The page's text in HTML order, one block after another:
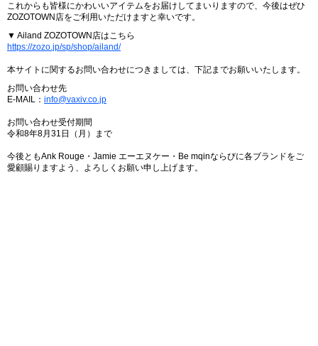
これからも皆様にかわいいアイテムをお届けしてまいりますので、今後はぜひ
ZOZOTOWN店をご利用いただけますと幸いです。
▼ Ailand ZOZOTOWN店はこちら
https://zozo.jp/sp/shop/ailand/
本サイトに関するお問い合わせにつきましては、下記までお願いいたします。
お問い合わせ先
E-MAIL： info@vaxiv.co.jp
お問い合わせ受付期間
令和8年8月31日（月）まで
今後ともAnk Rouge・Jamie エーエヌケー・Be mqinならびに各ブランドをご
愛顧賜りますよう、よろしくお願い申し上げます。